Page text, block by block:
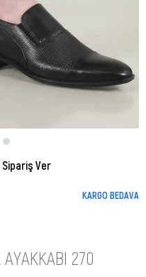
Ver
KARGO BEDAVA
AYAKKABI 270